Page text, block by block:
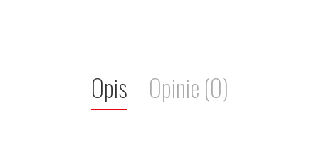
Opis Opinie (0)